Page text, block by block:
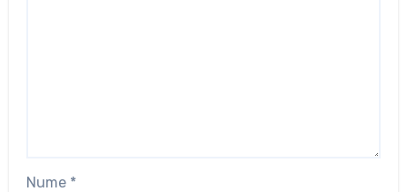
Nume *